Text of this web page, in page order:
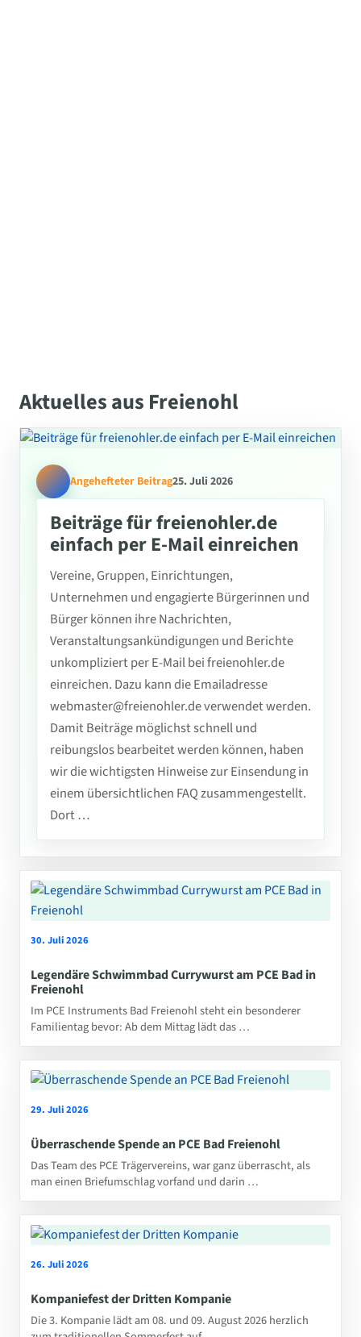
Aktuelles aus Freienohl
Angehefteter Beitrag25. Juli 2026
Beiträge für freienohler.de
einfach per E-Mail einreichen
Vereine, Gruppen, Einrichtungen,
Unternehmen und engagierte Bürgerinnen und
Bürger können ihre Nachrichten,
Veranstaltungsankündigungen und Berichte
unkompliziert per E-Mail bei freienohler.de
einreichen. Dazu kann die Emailadresse
webmaster@freienohler.de verwendet werden.
Damit Beiträge möglichst schnell und
reibungslos bearbeitet werden können, haben
wir die wichtigsten Hinweise zur Einsendung in
einem übersichtlichen FAQ zusammengestellt.
Dort …
30. Juli 2026
Legendäre Schwimmbad Currywurst am PCE Bad in
Freienohl
Im PCE Instruments Bad Freienohl steht ein besonderer
Familientag bevor: Ab dem Mittag lädt das …
29. Juli 2026
Überraschende Spende an PCE Bad Freienohl
Das Team des PCE Trägervereins, war ganz überrascht, als
man einen Briefumschlag vorfand und darin …
26. Juli 2026
Kompaniefest der Dritten Kompanie
Die 3. Kompanie lädt am 08. und 09. August 2026 herzlich